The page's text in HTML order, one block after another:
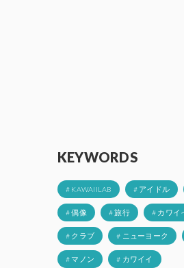
KEYWORDS
# KAWAIILAB # アイドル
# 偶像 # 旅行 # カワイ
# クラブ # ニューヨーク
# マノン # カワイイ